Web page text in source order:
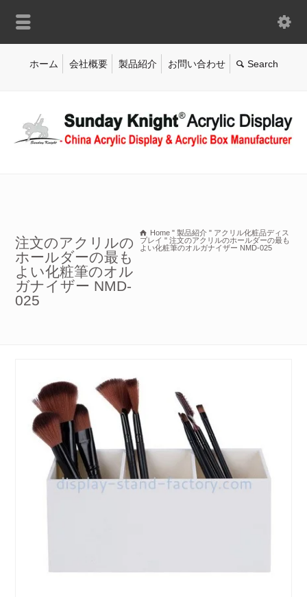
ホーム 会社概要 製品紹介 お問い合わせ
注文のアクリルの
ホールダーの最も
よい化粧筆のオル
ガナイザー NMD-
025
Home " 製品紹介 " アクリル化粧品ディス
プレイ " 注文のアクリルのホールダーの最も
よい化粧筆のオルガナイザー NMD-025